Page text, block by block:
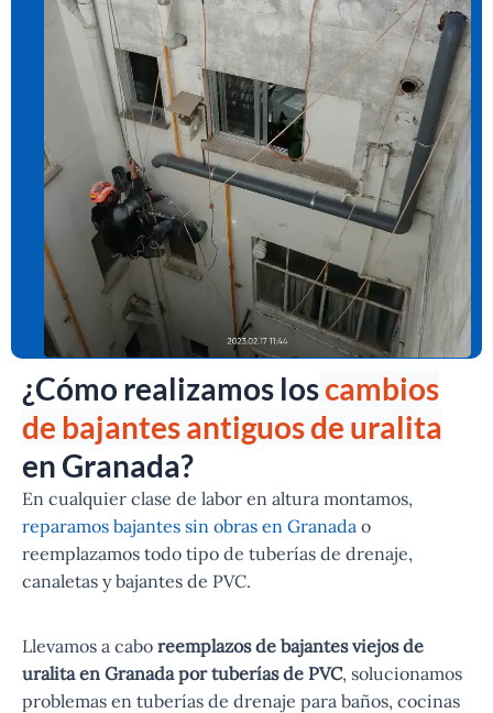
¿Cómo realizamos loscambios
de bajantes antiguos de uralita
en Granada?
En cualquier clase de labor en altura montamos,
reparamos bajantes sin obras en Granada o
reemplazamos todo tipo de tuberías de drenaje,
canaletas y bajantes de PVC.
Llevamos a cabo reemplazos de bajantes viejos de
uralita en Granada por tuberías de PVC, solucionamos
problemas en tuberías de drenaje para baños, cocinas